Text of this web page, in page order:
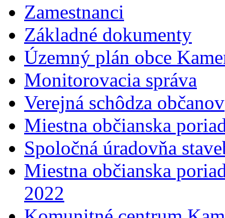
Zamestnanci
Základné dokumenty
Územný plán obce
Monitorovacia správa
Verejná schôdza občanov
Miestna občianska
Spoločná úradovňa
Miestna občianska
2022